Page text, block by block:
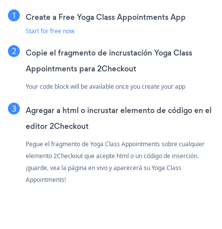
Create a Free Yoga Class Appointments App
Start for free now
Copie el fragmento de incrustación Yoga Class
Appointments para 2Checkout
Your code block will be available once you create your app
Agregar a html o incrustar elemento de código en el
editor 2Checkout
Pegue el fragmento de Yoga Class Appointments sobre cualquier
elemento 2Checkout que acepte html o un código de inserción.
¡guarde, vea la página en vivo y aparecerá su Yoga Class
Appointments!